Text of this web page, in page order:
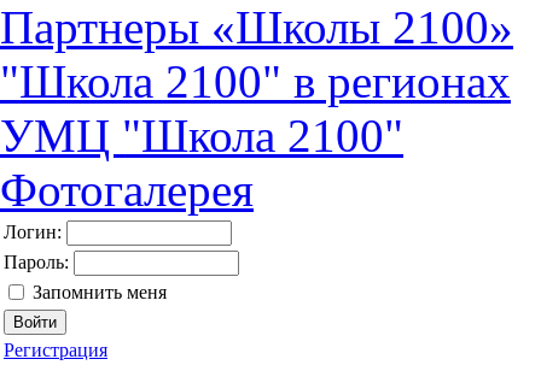
Партнеры «Школы 2100»
"Школа 2100" в регионах
УМЦ "Школа 2100"
Фотогалерея
Логин:
Пароль:
Запомнить меня
Регистрация